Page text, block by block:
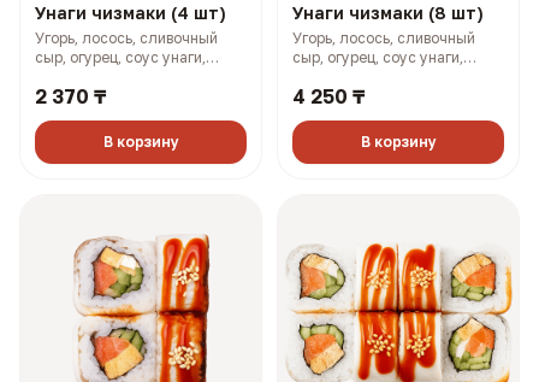
Унаги чизмаки (4 шт)
Угорь, лосось, сливочный
сыр, огурец, соус унаги,
2 370 ₸
В корзину
Унаги чизмаки (8 шт)
Угорь, лосось, сливочный
сыр, огурец, соус унаги,
4 250 ₸
В корзину